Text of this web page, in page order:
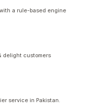
a rule-based engine
delight customers
service in Pakistan.